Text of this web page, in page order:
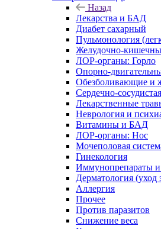
Назад
Лекарства и БАД
Диабет сахарный
Пульмонология
Желудочно-
ЛОР-органы: Горло
Опорно-
Обезболивающие и
Сердечно-
Лекарственные
Неврология и
Витамины и БАД
ЛОР-органы: Нос
Мочеполовая
Гинекология
Иммунопрепараты
Дерматология (уход
Аллергия
Прочее
Против паразитов
Снижение веса